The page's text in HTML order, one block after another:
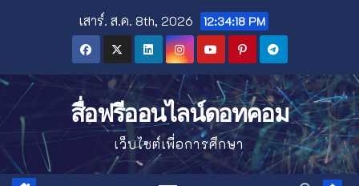
เสาร์. ส.ค. 8th, 2026 12:34:19 PM
สื่อฟรีออนไลน์ดอทคอม
เว็บไซต์เพื่อการศึกษา